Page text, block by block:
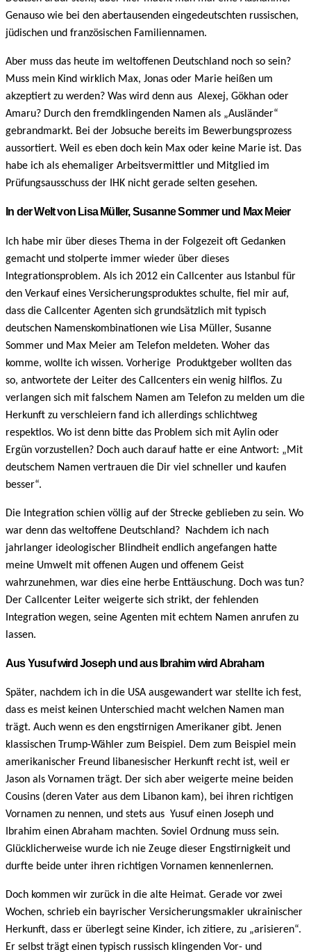
Genauso wie bei den abertausenden eingedeutschten russischen,
jüdischen und französischen Familiennamen.
Aber muss das heute im weltoffenen Deutschland noch so sein?
Muss mein Kind wirklich Max, Jonas oder Marie heißen um
akzeptiert zu werden? Was wird denn aus Alexej, Gökhan oder
Amaru? Durch den fremdklingenden Namen als „Ausländer“
gebrandmarkt. Bei der Jobsuche bereits im Bewerbungsprozess
aussortiert. Weil es eben doch kein Max oder keine Marie ist. Das
habe ich als ehemaliger Arbeitsvermittler und Mitglied im
Prüfungsausschuss der IHK nicht gerade selten gesehen.
In der Welt von Lisa Müller, Susanne Sommer und Max Meier
Ich habe mir über dieses Thema in der Folgezeit oft Gedanken
gemacht und stolperte immer wieder über dieses
Integrationsproblem. Als ich 2012 ein Callcenter aus Istanbul für
den Verkauf eines Versicherungsproduktes schulte, fiel mir auf,
dass die Callcenter Agenten sich grundsätzlich mit typisch
deutschen Namenskombinationen wie Lisa Müller, Susanne
Sommer und Max Meier am Telefon meldeten. Woher das
komme, wollte ich wissen. Vorherige Produktgeber wollten das
so, antwortete der Leiter des Callcenters ein wenig hilflos. Zu
verlangen sich mit falschem Namen am Telefon zu melden um die
Herkunft zu verschleiern fand ich allerdings schlichtweg
respektlos. Wo ist denn bitte das Problem sich mit Aylin oder
Ergün vorzustellen? Doch auch darauf hatte er eine Antwort: „Mit
deutschem Namen vertrauen die Dir viel schneller und kaufen
besser“.
Die Integration schien völlig auf der Strecke geblieben zu sein. Wo
war denn das weltoffene Deutschland? Nachdem ich nach
jahrlanger ideologischer Blindheit endlich angefangen hatte
meine Umwelt mit offenen Augen und offenem Geist
wahrzunehmen, war dies eine herbe Enttäuschung. Doch was tun?
Der Callcenter Leiter weigerte sich strikt, der fehlenden
Integration wegen, seine Agenten mit echtem Namen anrufen zu
lassen.
Aus Yusuf wird Joseph und aus Ibrahim wird Abraham
Später, nachdem ich in die USA ausgewandert war stellte ich fest,
dass es meist keinen Unterschied macht welchen Namen man
trägt. Auch wenn es den engstirnigen Amerikaner gibt. Jenen
klassischen Trump-Wähler zum Beispiel. Dem zum Beispiel mein
amerikanischer Freund libanesischer Herkunft recht ist, weil er
Jason als Vornamen trägt. Der sich aber weigerte meine beiden
Cousins (deren Vater aus dem Libanon kam), bei ihren richtigen
Vornamen zu nennen, und stets aus Yusuf einen Joseph und
Ibrahim einen Abraham machten. Soviel Ordnung muss sein.
Glücklicherweise wurde ich nie Zeuge dieser Engstirnigkeit und
durfte beide unter ihren richtigen Vornamen kennenlernen.
Doch kommen wir zurück in die alte Heimat. Gerade vor zwei
Wochen, schrieb ein bayrischer Versicherungsmakler ukrainischer
Herkunft, dass er überlegt seine Kinder, ich zitiere, zu „arisieren“.
Er selbst trägt einen typisch russisch klingenden Vor- und